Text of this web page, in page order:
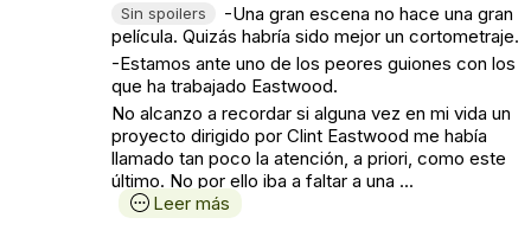
Sin spoilers
-Una gran escena no hace una gran
película. Quizás habría sido mejor un cortometraje.
-Estamos ante uno de los peores guiones con los
que ha trabajado Eastwood.
No alcanzo a recordar si alguna vez en mi vida un
proyecto dirigido por Clint Eastwood me había
llamado tan poco la atención, a priori, como este
último. No por ello iba a faltar a una ...
Leer más